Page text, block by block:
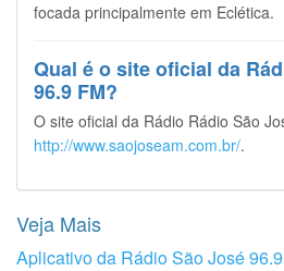
focada principalmente em Eclética.
Qual é o site oficial da
96.9 FM?
O site oficial da Rádio Rádio São
http://www.saojoseam.com.br/.
Veja Mais
Aplicativo da Rádio São José